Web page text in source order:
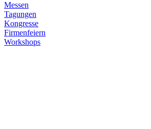
Messen
Tagungen
Kongresse
Firmenfeiern
Workshops